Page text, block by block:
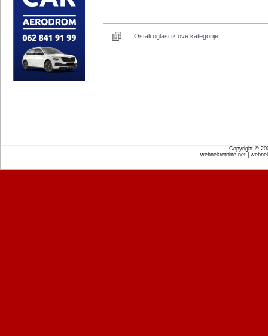
Ostali oglasi iz ove kategorije
Copyright ©
webnekretnine.net |